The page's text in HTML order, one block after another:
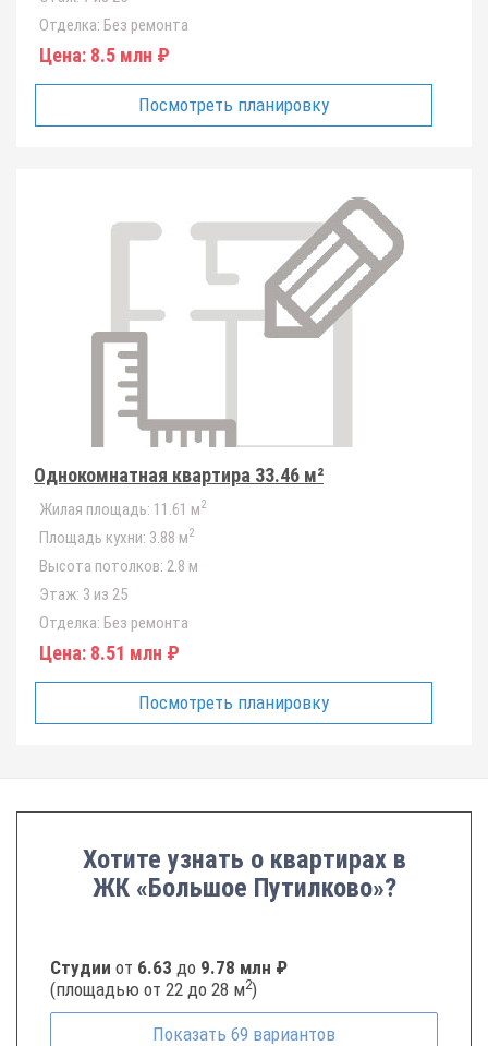
Отделка: Без ремонта
Цена: 8.5 млн ₽
Посмотреть планировку
Однокомнатная квартира 33.46 м²
Жилая площадь: 11.61 м2
Площадь кухни: 3.88 м2
Высота потолков: 2.8 м
Этаж: 3 из 25
Отделка: Без ремонта
Цена: 8.51 млн ₽
Посмотреть планировку
Хотите узнать о квартирах в
ЖК «Большое Путилково»?
Студии от 6.63 до 9.78 млн ₽
(площадью от 22 до 28 м2)
Показать 69 вариантов